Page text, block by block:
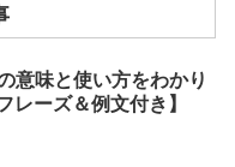
意味と使い方をわかり
レーズ＆例文付き】